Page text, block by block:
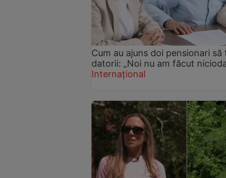
Cum au ajuns doi pensionari să
datorii: „Noi nu am făcut
Internațional